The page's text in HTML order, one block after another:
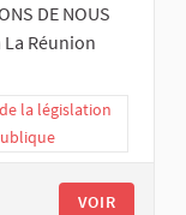
DE NOUS
La Réunion
la législation
VOIR